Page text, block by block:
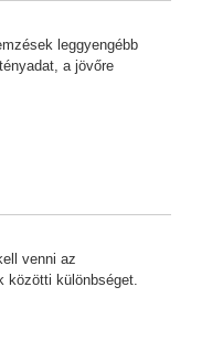
leggyengébb
a jövőre
venni az
közötti különbséget.